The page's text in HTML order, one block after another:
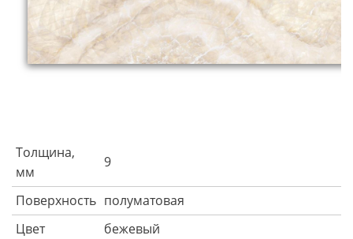
Толщина,
мм
9
Поверхность полуматовая
Цвет
бежевый